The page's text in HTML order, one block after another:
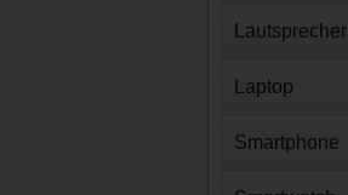
Lautsprecher
Laptop
Smartphone